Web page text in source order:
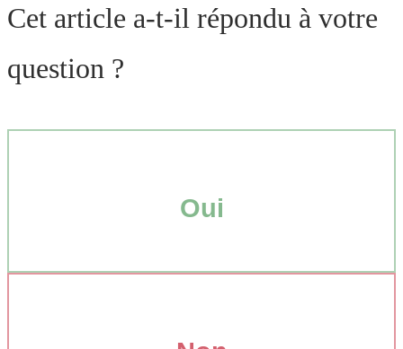
Cet article a-t-il répondu à votre
question ?
Oui